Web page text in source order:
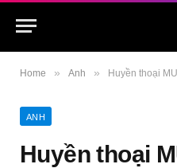
Home » Anh » Huyền thoại MU
ANH
Huyền thoại